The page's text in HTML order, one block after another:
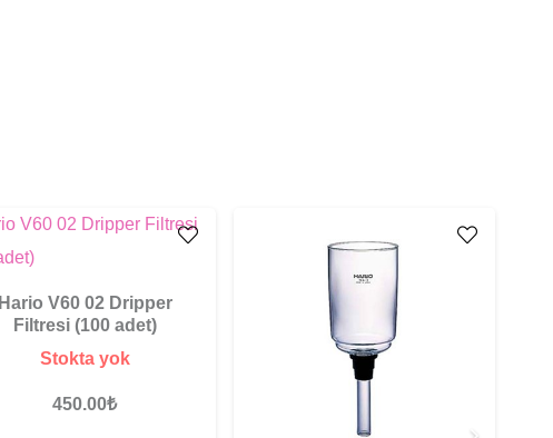
Hario V60 02 Dripper
Filtresi (100 adet)
Stokta yok
450.00₺